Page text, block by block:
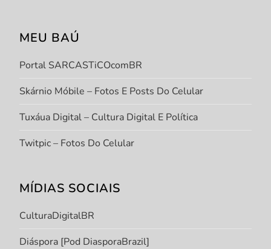
MEU BAÚ
Portal SARCASTiCOcomBR
Skárnio Móbile – Fotos E Posts Do Celular
Tuxáua Digital – Cultura Digital E Política
Twitpic – Fotos Do Celular
MÍDIAS SOCIAIS
CulturaDigitalBR
Diáspora [Pod DiasporaBrazil]